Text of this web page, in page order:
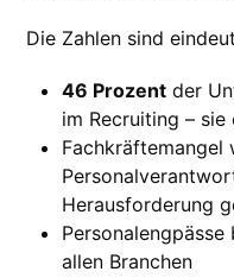
Die Zahlen sind
46 Prozent der
im Recruiting –
Fachkräftemangel
Herausforderung
allen Branchen